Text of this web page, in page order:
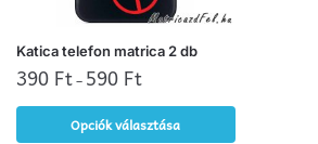
Katica telefon matrica 2 db
390 Ft– 590 Ft
Opciók választása
Ennek
a
terméknek